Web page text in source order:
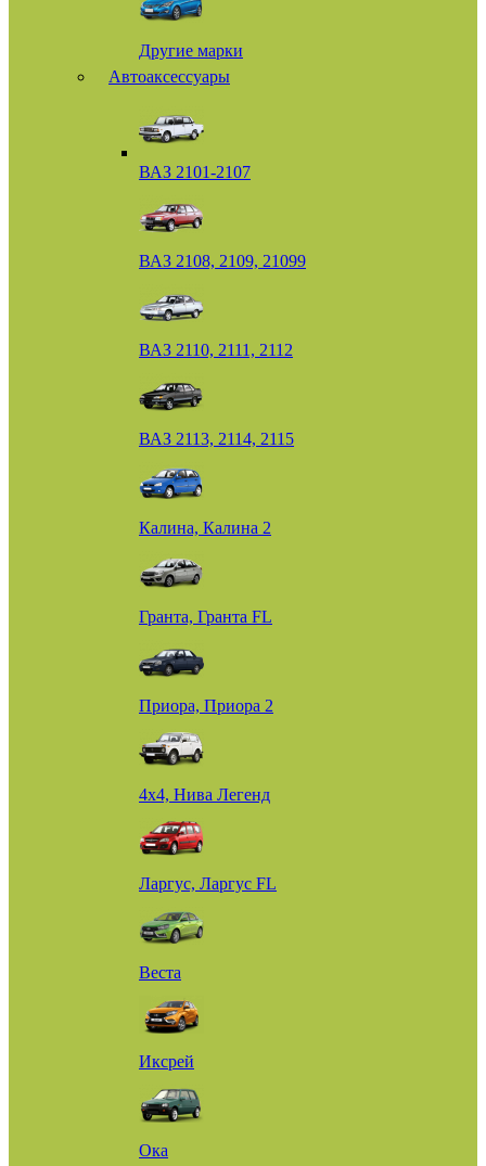
Другие марки
Автоаксессуары
ВАЗ 2101-2107
ВАЗ 2108, 2109, 21099
ВАЗ 2110, 2111, 2112
ВАЗ 2113, 2114, 2115
Калина, Калина 2
Гранта, Гранта FL
Приора, Приора 2
4х4, Нива Легенд
Ларгус, Ларгус FL
Веста
Иксрей
Ока